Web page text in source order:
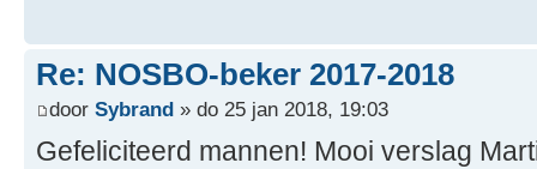
Re: NOSBO-beker 2017-2018
door Sybrand » do 25 jan 2018, 19:03
Gefeliciteerd mannen! Mooi verslag